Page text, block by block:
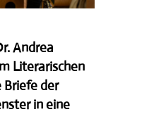
Andrea
Literarischen
Briefe der
in eine